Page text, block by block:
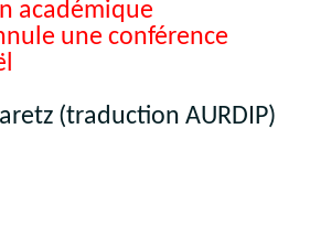
académique
une conférence
(traduction AURDIP)